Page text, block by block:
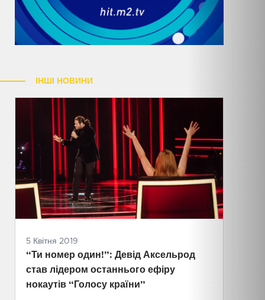
ІНШІ НОВИНИ
5 Квітня 2019
“Ти номер один!”: Девід Аксельрод
став лідером останнього ефіру
нокаутів “Голосу країни”